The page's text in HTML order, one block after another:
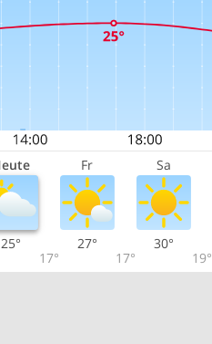
Fr Sa
25°
17°
27°
17°
30°
19°